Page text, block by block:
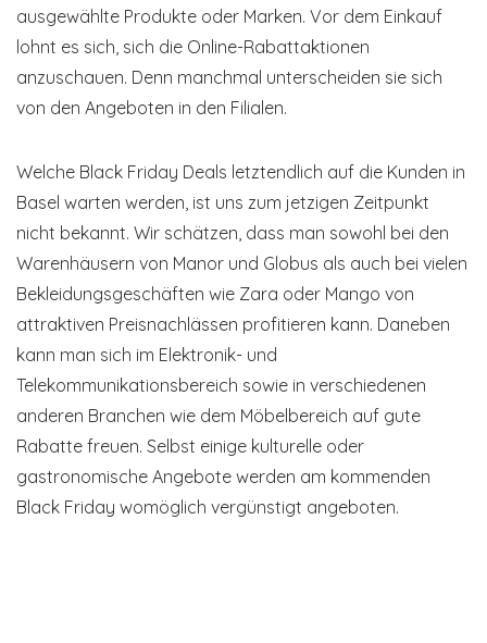
ausgewählte Produkte oder Marken. Vor dem Einkauf
lohnt es sich, sich die Online-Rabattaktionen
anzuschauen. Denn manchmal unterscheiden sie sich
von den Angeboten in den Filialen.
Welche Black Friday Deals letztendlich auf die Kunden in
Basel warten werden, ist uns zum jetzigen Zeitpunkt
nicht bekannt. Wir schätzen, dass man sowohl bei den
Warenhäusern von Manor und Globus als auch bei vielen
Bekleidungsgeschäften wie Zara oder Mango von
attraktiven Preisnachlässen profitieren kann. Daneben
kann man sich im Elektronik- und
Telekommunikationsbereich sowie in verschiedenen
anderen Branchen wie dem Möbelbereich auf gute
Rabatte freuen. Selbst einige kulturelle oder
gastronomische Angebote werden am kommenden
Black Friday womöglich vergünstigt angeboten.